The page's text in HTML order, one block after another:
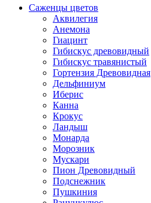
Саженцы цветов
Аквилегия
Анемона
Гиацинт
Гибискус древовидный
Гибискус травянистый
Гортензия Древовидная
Дельфиниум
Иберис
Канна
Крокус
Ландыш
Монарда
Морозник
Мускари
Пион Древовидный
Подснежник
Пушкиния